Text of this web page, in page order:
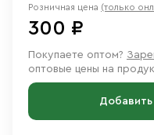
Розничная цена (только
300 ₽
Покупаете оптом?
оптовые цены на
Добавить